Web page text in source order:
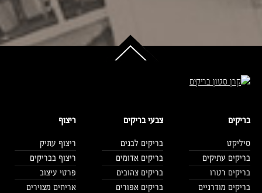
בריקים
סיליקט
בריקים עתיקים
בריקים רטרו
בריקים מודרניים
צבעי בריקים
בריקים לבנים
בריקים אדומים
בריקים צהובים
בריקים אפורים
ריצוף
ריצוף עתיק
ריצוף בבריקים
פרטי עיצוב
אריחים מצוירים